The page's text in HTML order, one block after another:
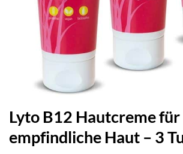
Lyto B12 Hautcreme für
empfindliche Haut – 3